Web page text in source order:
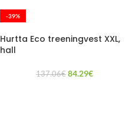
-39%
Hurtta Eco treeningvest XXL,
hall
137.06€ 84.29€